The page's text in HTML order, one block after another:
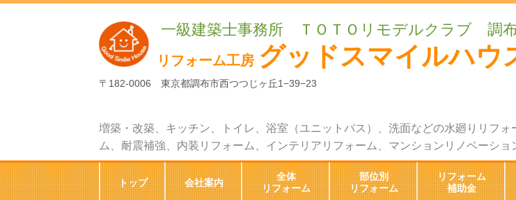
一級建築士事務所 ＴＯＴＯリモデルクラブ 調
リフォーム工房 グッドスマイルハウ
〒182-0006 東京都調布市西つつじヶ丘1−39−23
増築・改築、キッチン、トイレ、浴室（ユニットバス）、洗面などの水廻りリフ
ム、耐震補強、内装リフォーム、インテリアリフォーム、マンションリノベーショ
トップ 会社案内
全体
リフォーム
部位別
リフォーム
リフォーム
補助金